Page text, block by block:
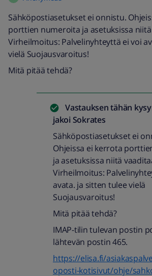
Sähköpostiasetukset ei onnistu.
porttien numeroita ja asetuksissa
Virheilmoitus: Palvelinyhteyttä ei voi
vielä Suojausvaroitus!
Mitä pitää tehdä?
Vastauksen tähän
jakoi Sokrates
Sähköpostiasetukset ei
Ohjeissa ei kerrota
ja asetuksissa niitä
Virheilmoitus:
avata. ja sitten tulee vielä
Suojausvaroitus!
Mitä pitää tehdä?
IMAP-tilin tulevan postin
lähtevän postin 465.
https://elisa.fi/
oposti-kotisivut/ohje/